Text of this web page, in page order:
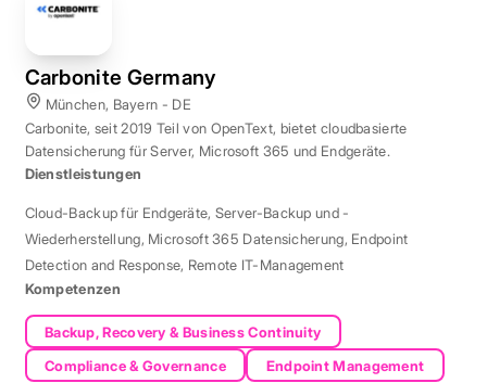
Carbonite Germany
München, Bayern - DE
Carbonite, seit 2019 Teil von OpenText, bietet cloudbasierte
Datensicherung für Server, Microsoft 365 und Endgeräte.
Dienstleistungen
Cloud-Backup für Endgeräte, Server-Backup und -
Wiederherstellung, Microsoft 365 Datensicherung, Endpoint
Detection and Response, Remote IT-Management
Kompetenzen
Backup, Recovery & Business Continuity
Compliance & Governance
Endpoint Management